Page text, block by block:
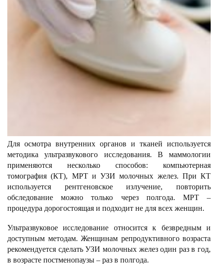
Для осмотра внутренних органов и тканей используется
методика ультразвукового исследования. В маммологии
применяются несколько способов: компьютерная
томография (КТ), МРТ и УЗИ молочных желез. При КТ
используется рентгеновское излучение, повторить
обследование можно только через полгода. МРТ –
процедура дорогостоящая и подходит не для всех женщин.
Ультразвуковое исследование относится к безвредным и
доступным методам. Женщинам репродуктивного возраста
рекомендуется сделать УЗИ молочных желез один раз в год,
в возрасте постменопаузы – раз в полгода.